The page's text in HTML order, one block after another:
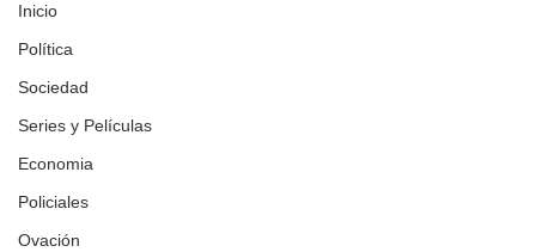
Inicio
Política
Sociedad
Series y Películas
Economia
Policiales
Ovación